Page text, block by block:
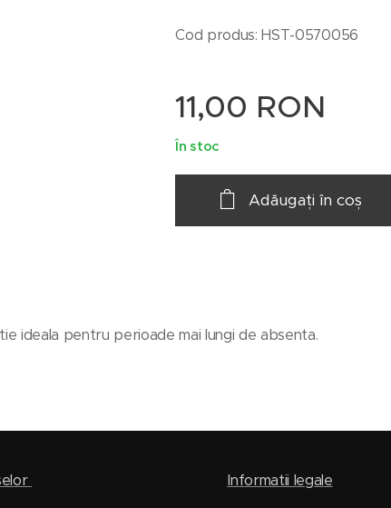
Cod produs: HST-0570056
11,00 RON
În stoc
Adăugați în coș
ideala pentru perioade mai lungi de absenta.
Informatii legale